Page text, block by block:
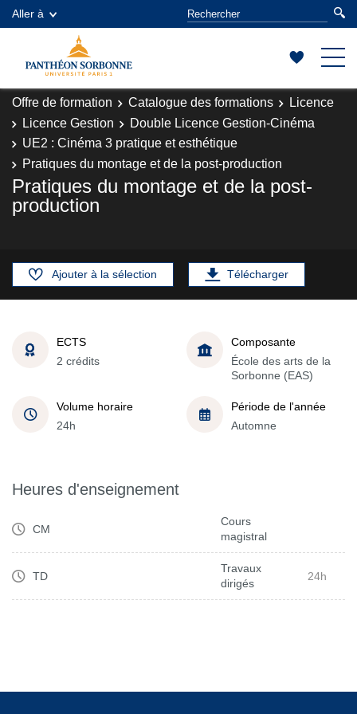
Aller à
Offre de formation Catalogue des formations
Licence
Licence Gestion
Double Licence Gestion-Cinéma
UE2 : Cinéma 3 pratique et esthétique
Pratiques du montage et de la post-production
Pratiques du montage et de la post-
production
Ajouter à la sélection Télécharger
ECTS
2 crédits
Composante
École des arts de la
Sorbonne (EAS)
Volume horaire
24h
Période de l'année
Automne
Heures d'enseignement
CM
Cours
magistral
TD
Travaux
dirigés
24h